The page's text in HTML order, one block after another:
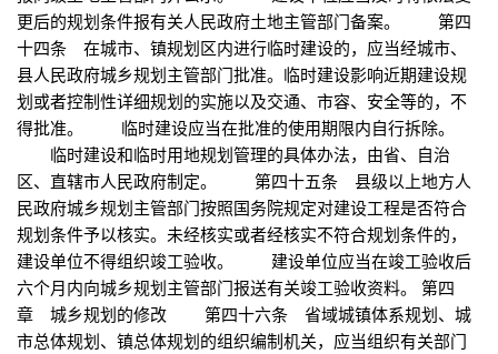
更后的规划条件报有关人民政府土地主管部门备案。 第四
十四条 在城市、镇规划区内进行临时建设的，应当经城市、
县人民政府城乡规划主管部门批准。临时建设影响近期建设规
划或者控制性详细规划的实施以及交通、市容、安全等的，不
得批准。 临时建设应当在批准的使用期限内自行拆除。
临时建设和临时用地规划管理的具体办法，由省、自治
区、直辖市人民政府制定。 第四十五条 县级以上地方人
民政府城乡规划主管部门按照国务院规定对建设工程是否符合
规划条件予以核实。未经核实或者经核实不符合规划条件的，
建设单位不得组织竣工验收。 建设单位应当在竣工验收后
六个月内向城乡规划主管部门报送有关竣工验收资料。 第四
章 城乡规划的修改 第四十六条 省域城镇体系规划、城
市总体规划、镇总体规划的组织编制机关，应当组织有关部门